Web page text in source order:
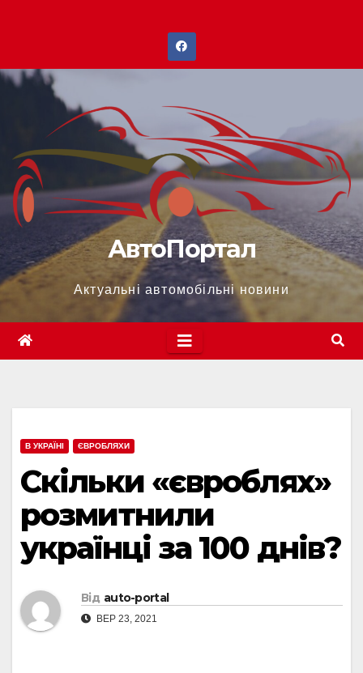
АвтоПортал
Актуальні автомобільні новини
В УКРАЇНІ ЄВРОБЛЯХИ
Скільки «євроблях»
розмитнили
українці за 100 днів?
Від auto-portal
ВЕР 23, 2021